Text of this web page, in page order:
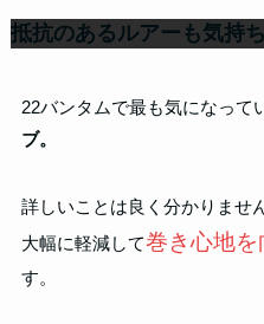
抵抗のあるルアーも気持
22バンタムで最も気になって
ブ。
詳しいことは良く分かりませ
大幅に軽減して巻き心地
す。